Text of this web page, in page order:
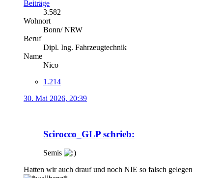
Beiträge
3.582
Wohnort
Bonn/ NRW
Beruf
Dipl. Ing. Fahrzeugtechnik
Name
Nico
1.214
30. Mai 2026, 20:39
Scirocco_GLP schrieb:
Semis
Hatten wir auch drauf und noch NIE so falsch gelegen